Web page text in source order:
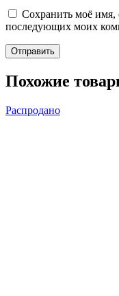
Сохранить моё имя,
последующих моих
Похожие
Распродано